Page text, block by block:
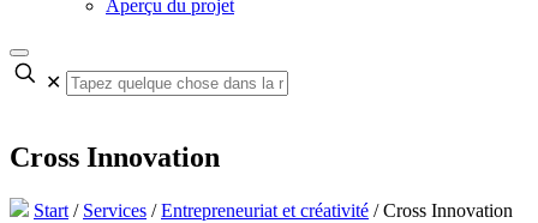
Aperçu du projet
✕
Cross Innovation
Start / Services /Entrepreneuriat et créativité /Cross Innovation